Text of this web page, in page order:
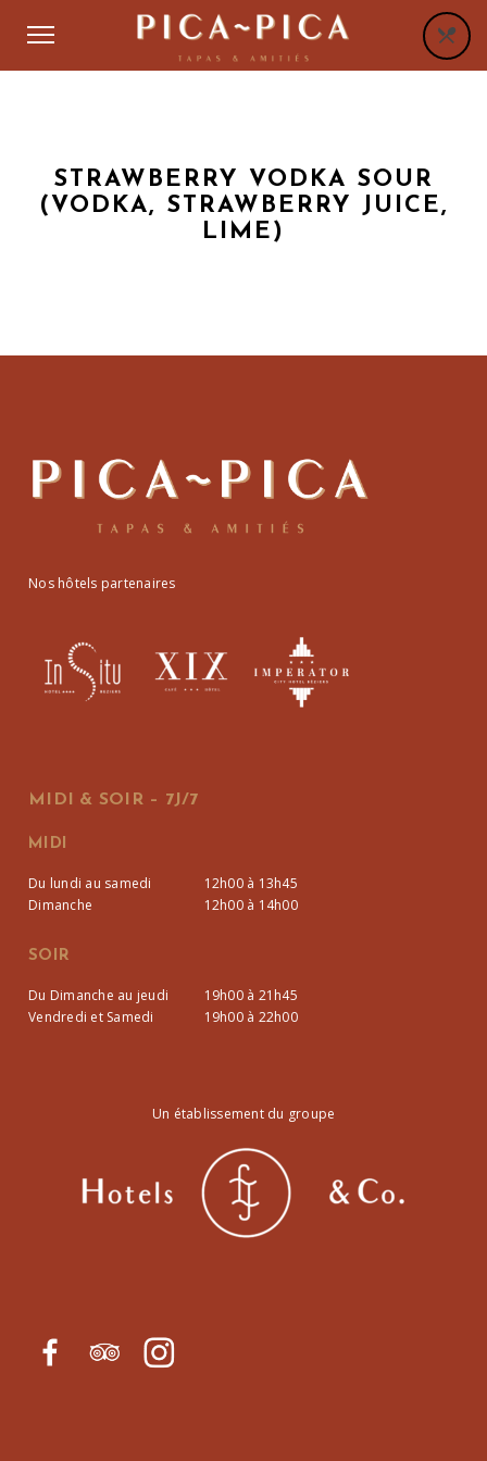
STRAWBERRY VODKA SOUR
(VODKA, STRAWBERRY JUICE,
LIME)
Nos hôtels partenaires
MIDI & SOIR – 7J/7
MIDI
Du lundi au samedi
12h00 à 13h45
Dimanche
12h00 à 14h00
SOIR
Du Dimanche au jeudi
19h00 à 21h45
Vendredi et Samedi
19h00 à 22h00
Un établissement du groupe